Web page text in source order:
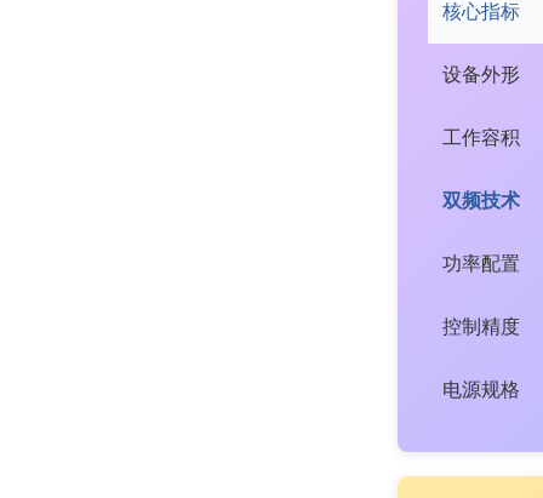
核心指标
设备外形
工作容积
双频技术
功率配置
控制精度
电源规格